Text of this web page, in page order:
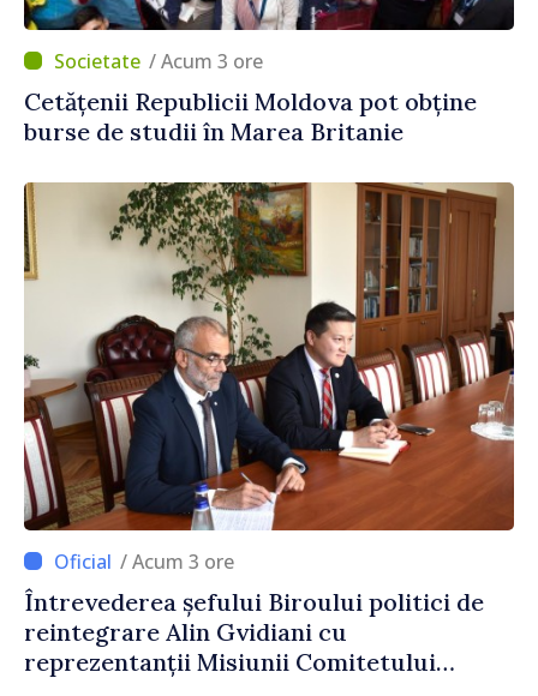
/ Acum 3 ore
Cetățenii Republicii Moldova pot obține
burse de studii în Marea Britanie
/ Acum 3 ore
Întrevederea șefului Biroului politici de
reintegrare Alin Gvidiani cu
reprezentanții Misiunii Comitetului